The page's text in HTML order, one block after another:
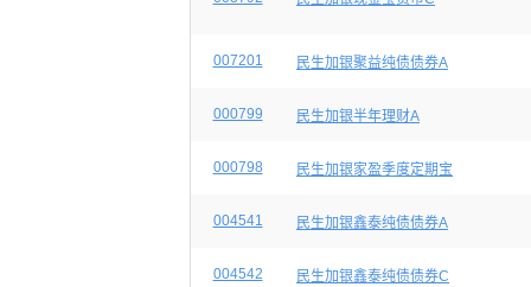
007201 民生加银聚益纯债债券A
000799 民生加银半年理财A
000798 民生加银家盈季度定期宝
004541 民生加银鑫泰纯债债券A
004542 民生加银鑫泰纯债债券C